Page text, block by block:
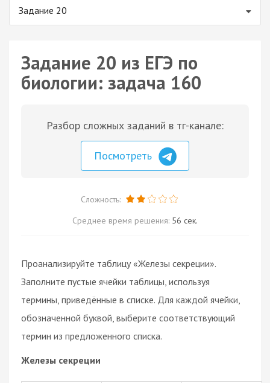
Задание 20
Задание 20 из ЕГЭ по
биологии: задача 160
Разбор сложных заданий в тг-канале:
Посмотреть
Сложность:
Среднее время решения: 56 сек.
Проанализируйте таблицу «Железы секреции».
Заполните пустые ячейки таблицы, используя
термины, приведённые в списке. Для каждой ячейки,
обозначенной буквой, выберите соответствующий
термин из предложенного списка.
Железы секреции